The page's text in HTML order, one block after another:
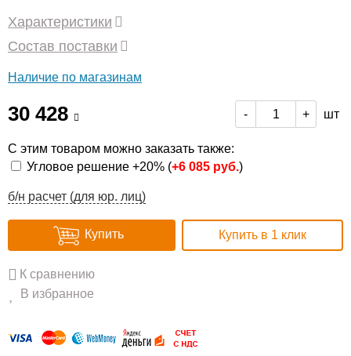
Характеристики
Состав поставки
Наличие по магазинам
30 428 - + шт
С этим товаром можно заказать также:
Угловое решение +20% (+6 085 руб.)
б/н расчет (для юр. лиц)
Купить Купить в 1 клик
К сравнению
В избранное